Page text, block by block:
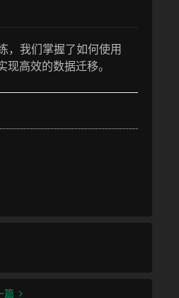
，我们掌握了如何使用
高效的数据迁移。
篇